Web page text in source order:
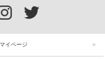
マイページ